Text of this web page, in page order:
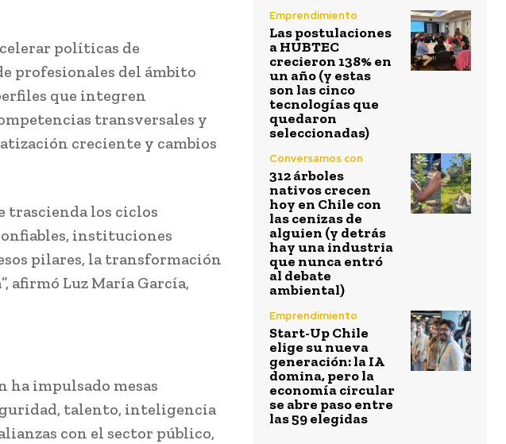
políticas de
profesionales del ámbito
que integren
transversales y
creciente y cambios
trascienda los ciclos
instituciones
pilares, la transformación
afirmó Luz María García,
ha impulsado mesas
talento, inteligencia
con el sector público,
Emprendimiento
Las postulaciones
a HUBTEC
crecieron 138% en
un año (y estas
son las cinco
tecnologías que
quedaron
seleccionadas)
Conversamos con
312 árboles
nativos crecen
hoy en Chile con
las cenizas de
alguien (y detrás
hay una industria
que nunca entró
al debate
ambiental)
Emprendimiento
Start-Up Chile
elige su nueva
generación: la IA
domina, pero la
economía circular
se abre paso entre
las 59 elegidas